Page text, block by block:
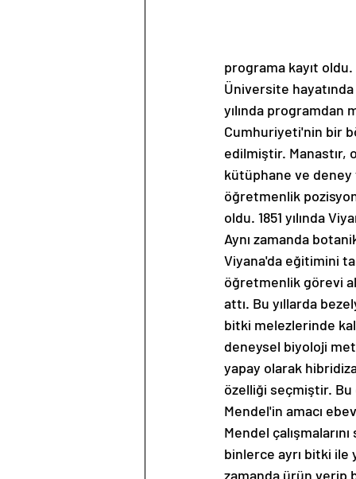
programa kayıt
Üniversite
yılında programdan
Cumhuriyeti'nin bir
edilmiştir. Manastır,
kütüphane ve deney
öğretmenlik
oldu. 1851 yılında
Aynı zamanda
Viyana'da eğitimini
öğretmenlik görevi
attı. Bu yıllarda
bitki melezlerinde
deneysel biyoloji
yapay olarak
özelliği seçmiştir.
Mendel'in amacı
Mendel
binlerce ayrı bitki ile
zamanda ürün verip